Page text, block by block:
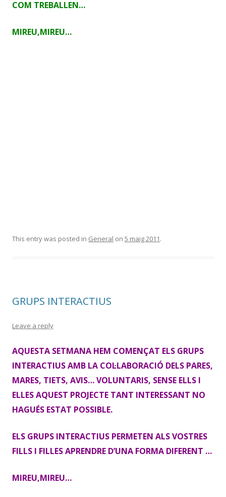
COM TREBALLEN…
MIREU,MIREU…
This entry was posted in General on 5 maig 2011.
GRUPS INTERACTIUS
Leave a reply
AQUESTA SETMANA HEM COMENÇAT ELS GRUPS
INTERACTIUS AMB LA COL·LABORACIÓ DELS PARES,
MARES, TIETS, AVIS… VOLUNTARIS, SENSE ELLS I
ELLES AQUEST PROJECTE TANT INTERESSANT NO
HAGUÉS ESTAT POSSIBLE.
ELS GRUPS INTERACTIUS PERMETEN ALS VOSTRES
FILLS I FILLES APRENDRE D’UNA FORMA DIFERENT …
MIREU,MIREU…